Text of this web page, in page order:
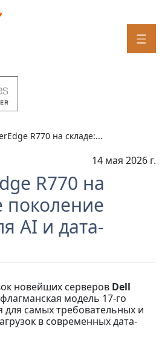
R770 на складе:...
14 мая 2026 г.
R770 на
поколение
AI и дата-
новейших серверов Dell
модель 17-го
для самых требовательных и
в современных дата-